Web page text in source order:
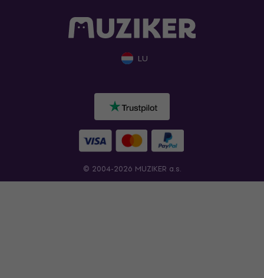
LU
© 2004-2026 MUZIKER a.s.